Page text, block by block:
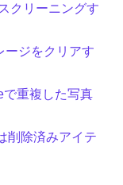
クリーニングす
ージをクリアす
重複した写真
削除済みアイテ